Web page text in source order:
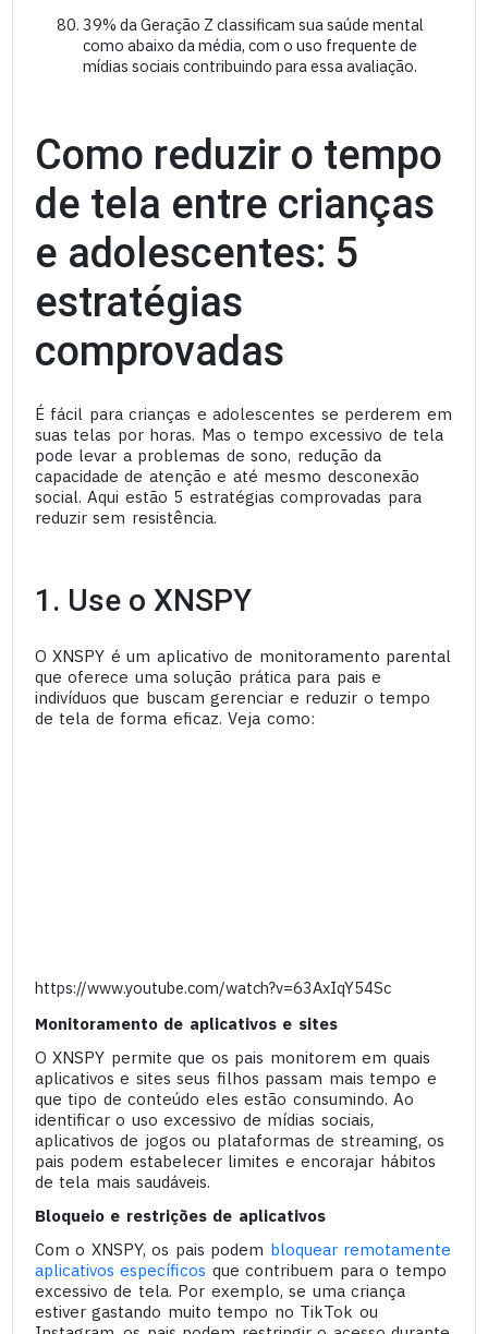
39% da Geração Z classificam sua saúde mental
como abaixo da média, com o uso frequente de
mídias sociais contribuindo para essa avaliação.
Como reduzir o tempo
de tela entre crianças
e adolescentes: 5
estratégias
comprovadas
É fácil para crianças e adolescentes se perderem em
suas telas por horas. Mas o tempo excessivo de tela
pode levar a problemas de sono, redução da
capacidade de atenção e até mesmo desconexão
social. Aqui estão 5 estratégias comprovadas para
reduzir sem resistência.
1. Use o XNSPY
O XNSPY é um aplicativo de monitoramento parental
que oferece uma solução prática para pais e
indivíduos que buscam gerenciar e reduzir o tempo
de tela de forma eficaz. Veja como:
https://www.youtube.com/watch?v=63AxIqY54Sc
Monitoramento de aplicativos e sites
O XNSPY permite que os pais monitorem em quais
aplicativos e sites seus filhos passam mais tempo e
que tipo de conteúdo eles estão consumindo. Ao
identificar o uso excessivo de mídias sociais,
aplicativos de jogos ou plataformas de streaming, os
pais podem estabelecer limites e encorajar hábitos
de tela mais saudáveis.
Bloqueio e restrições de aplicativos
Com o XNSPY, os pais podem bloquear remotamente
aplicativos específicos que contribuem para o tempo
excessivo de tela. Por exemplo, se uma criança
estiver gastando muito tempo no TikTok ou